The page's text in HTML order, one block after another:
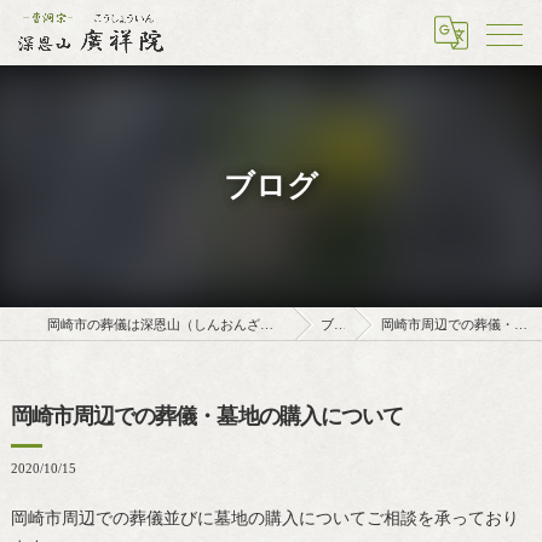
ブログ
岡崎市の葬儀は深恩山（しんおんざん）廣祥院（こうしょういん） ブログ 岡崎市周辺での葬儀・墓地の購入について
岡崎市周辺での葬儀・墓地の購入について
2020/10/15
岡崎市周辺での葬儀並びに墓地の購入についてご相談を承っており